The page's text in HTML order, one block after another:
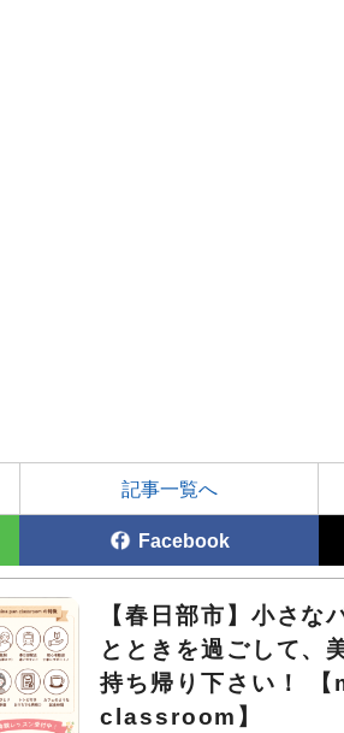
記事一覧へ
Facebook
【春日部市】小さな
とときを過ごして、
持ち帰り下さい！
classroom】